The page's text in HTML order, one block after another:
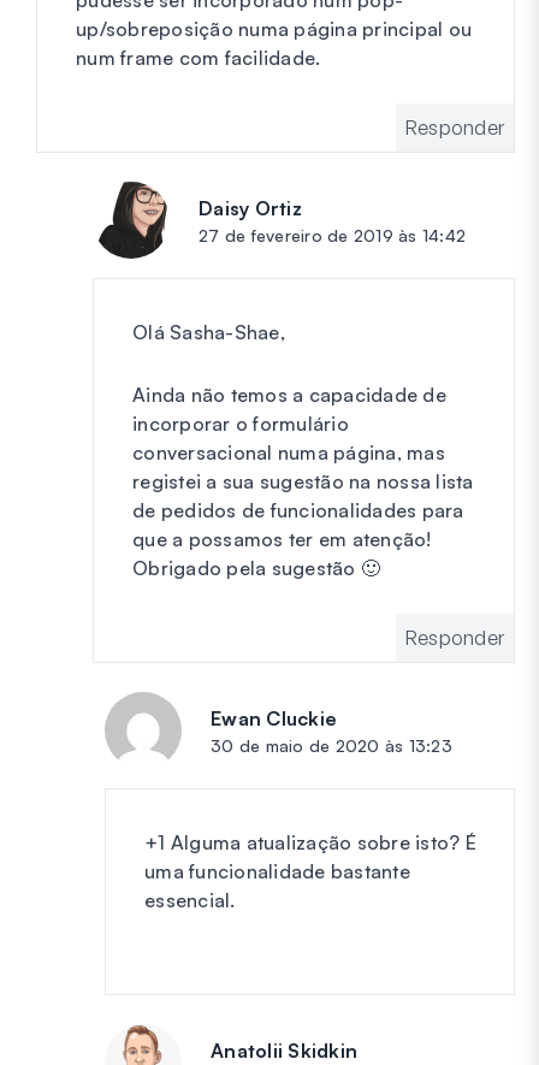
up/sobreposição numa página principal ou
num frame com facilidade.
Responder
Daisy Ortiz
27 de fevereiro de 2019 às 14:42
Olá Sasha-Shae,
Ainda não temos a capacidade de
incorporar o formulário
conversacional numa página, mas
registei a sua sugestão na nossa lista
de pedidos de funcionalidades para
que a possamos ter em atenção!
Obrigado pela sugestão 🙂
Responder
Ewan Cluckie
30 de maio de 2020 às 13:23
+1 Alguma atualização sobre isto? É
uma funcionalidade bastante
essencial.
Anatolii Skidkin